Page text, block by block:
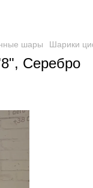
шары Шарики
Серебро